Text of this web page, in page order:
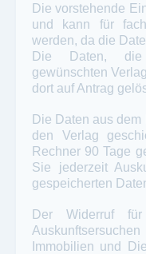
Die vorstehende
und kann für
werden, da die
Die Daten, die
gewünschten
dort auf Antrag
Die Daten aus
den Verlag
Rechner 90 Tage
Sie jederzeit
gespeicherten
Der Widerruf
Immobilien und